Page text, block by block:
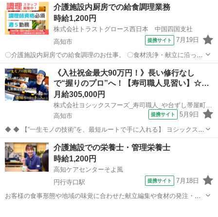
介護施設内厨房での給食調理業務
時給1,200円
株式会社トラストグロース西日本 中国四国支社
高知市
提携サイト 7月19日
〇介護施設内厨房での給食調理のお仕事。 〇食材洗浄・献立に沿った
調理・盛付け・配膳・食器洗浄・掃除 等。 ●難しい調理作業はない
ので、福祉施設での勤務が初めての方でも安心です。 《必須資格》 ◇
調理師 《必須条件》 ◇...
高知 高知市 キッチン
《入社祝金最大90万円！》長い修行なし
で“握りのプロ”へ！【寿司職人見習い】☆…
月給305,000円
株式会社ヨシックスフーズ_寿司職人_や台ずし帯屋町 (正社員)
高知市
提携サイト 5月9日
◆ ◆ 【“一生モノの技術”を、最短ルートで手に入れる】 ヨシックスフ
ーズが運営する寿司居酒屋「や台ずし」では、 鮮魚の一部を加工済み
の状態で仕入れることで仕込みの負担を大幅に削減しています。 入社
後は余計な工程に時間...
高知 高知市 その他
介護施設での栄養士・管理栄養士
時給1,200円
高知ケアセンターそよ風
円行寺口駅
提携サイト 7月18日
お客様の食事形態や地域の味覚に合わせた献立編集や食材の発注・在